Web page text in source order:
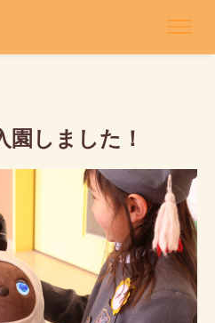
しました！